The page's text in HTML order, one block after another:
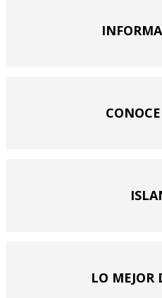
LO MEJOR